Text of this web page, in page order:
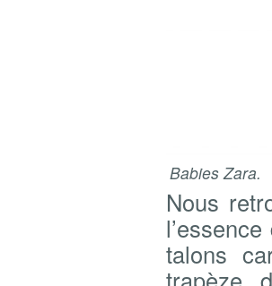
Babies Zara.
Nous
talons